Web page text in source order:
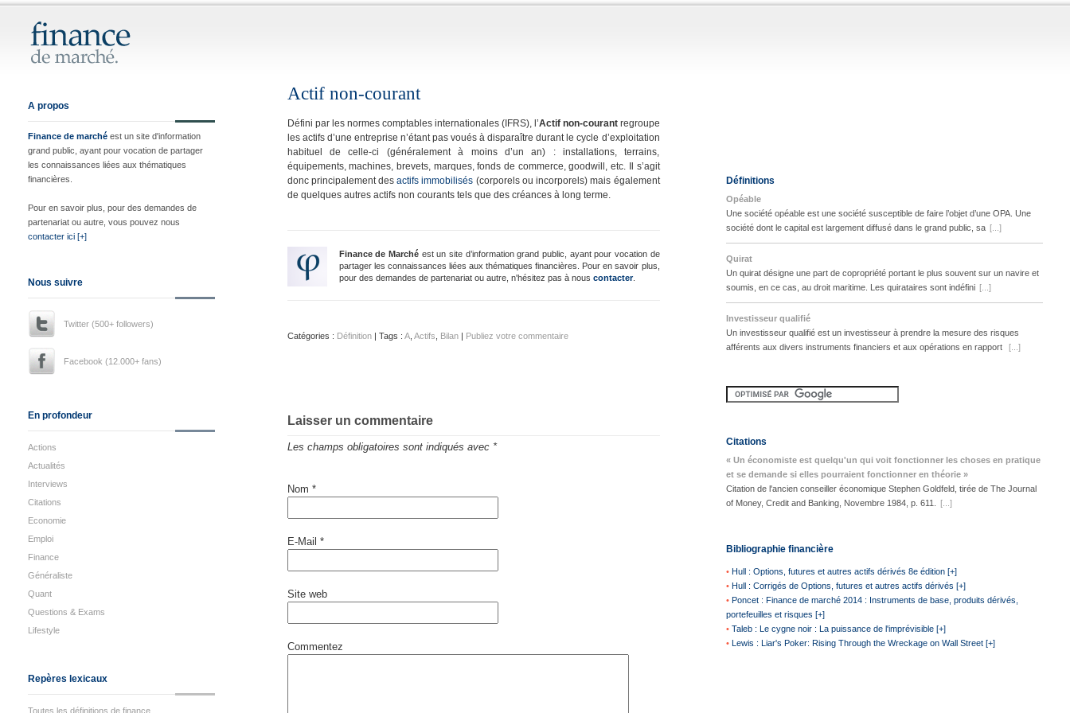
A propos
Finance de marchéest un site d'information
grand public, ayant pour vocation de partager
les connaissances liées aux thématiques
financières.
Pour en savoir plus, pour des demandes de
partenariat ou autre, vous pouvez nous
contacter ici [+]
Nous suivre
Twitter (500+ followers)
Facebook (12.000+ fans)
En profondeur
Actions
Actualités
Interviews
Citations
Economie
Emploi
Finance
Généraliste
Quant
Questions & Exams
Lifestyle
Repères lexicaux
Toutes les définitions de finance
Actif non-courant
Défini par les normes comptables internationales (IFRS), l’Actif non-courantregroupe
les actifs d’une entreprise n’étant pas voués à disparaître durant le cycle d’exploitation
habituel de celle-ci (généralement à moins d’un an) : installations, terrains,
équipements, machines, brevets, marques, fonds de commerce, goodwill, etc. Il s’agit
donc principalement desactifs immobilisés (corporels ou incorporels) mais également
de quelques autres actifs non courants tels que des créances à long terme.
Finance de Marchéest un site d’information grand public, ayant pour vocation de
partager les connaissances liées aux thématiques financières. Pour en savoir plus,
pour des demandes de partenariat ou autre, n'hésitez pas à nous contacter.
Catégories : Définition| Tags : A, Actifs Bilan| Publiez votre commentaire
Laisser un commentaire
Les champs obligatoires sont indiqués avec *
Nom *
E-Mail *
Site web
Commentez
Définitions
Opéable
Une société opéable est une société susceptible de faire l’objet d’une OPA. Une
société dont le capital est largement diffusé dans le grand public, sa [...]
Quirat
Un quirat désigne une part de copropriété portant le plus souvent sur un navire et
soumis, en ce cas, au droit maritime. Les quirataires sont indéfini [...]
Investisseur qualifié
Un investisseur qualifié est un investisseur à prendre la mesure des risques
afférents aux divers instruments financiers et aux opérations en rapport
[...]
Citations
« Un économiste est quelqu'un qui voit fonctionner les choses en pratique
et se demande si elles pourraient fonctionner en théorie »
Citation de l'ancien conseiller économique Stephen Goldfeld, tirée de The Journal
of Money, Credit and Banking, Novembre 1984, p. 611.
[...]
Bibliographie financière
• Hull : Options, futures et autres actifs dérivés 8e édition [+]
• Hull : Corrigés de Options, futures et autres actifs dérivés [+]
• Poncet : Finance de marché 2014 : Instruments de base, produits dérivés,
portefeuilles et risques [+]
• Taleb : Le cygne noir : La puissance de l'imprévisible [+]
• Lewis : Liar's Poker: Rising Through the Wreckage on Wall Street [+]